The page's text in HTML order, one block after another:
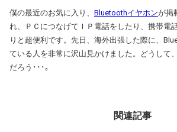
僕の最近のお気に入り、 Bluetoothイヤホンが掲
れ、ＰＣにつなげてＩＰ電話をしたり、携帯電
りと超便利です。先日、海外出張した際に、
ている人を非常に沢山見かけました。どうして
だろう･･･｡
関連記事